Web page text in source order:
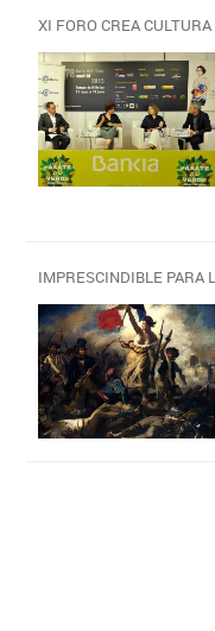
XI FORO CREA CULTURA